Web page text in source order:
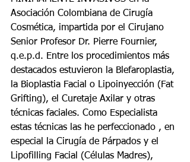
Asociación Colombiana de Cirugía
Cosmética, impartida por el Cirujano
Senior Profesor Dr. Pierre Fournier,
q.e.p.d. Entre los procedimientos más
destacados estuvieron la Blefaroplastia,
la Bioplastia Facial o Lipoinyección (Fat
Grifting), el Curetaje Axilar y otras
técnicas faciales. Como Especialista
estas técnicas las he perfeccionado , en
especial la Cirugía de Párpados y el
Lipofilling Facial (Células Madres),